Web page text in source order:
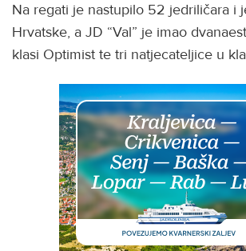
Na regati je nastupilo 52 jedriličara i
Hrvatske, a JD “Val” je imao
klasi Optimist te tri natjecateljice u